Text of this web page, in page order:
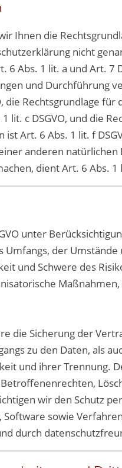
Ihnen die
nicht
6 Abs. 1 lit. a und Art. 7
und Durchführung
die Rechtsgrundlage
lit. c DSGVO, und die
Art. 6 Abs. 1 lit. f
anderen natürlichen
dient Art. 6 Abs. 1
unter
der
und Schwere des
die Sicherung der
zu den Daten, als
und ihrer Trennung.
wir den Schutz
sowie
durch